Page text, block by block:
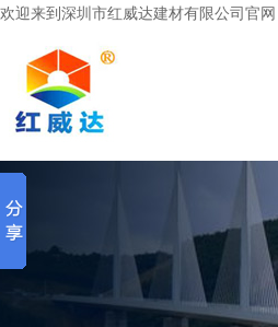
欢迎来到深圳市红威达建材有限公司官